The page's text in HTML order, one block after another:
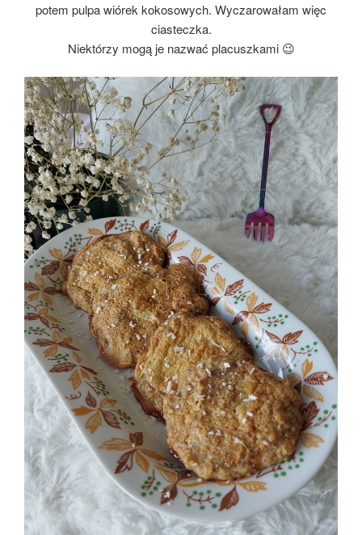
potem pulpa wiórek kokosowych. Wyczarowałam więc
ciasteczka.
Niektórzy mogą je nazwać placuszkami 😉